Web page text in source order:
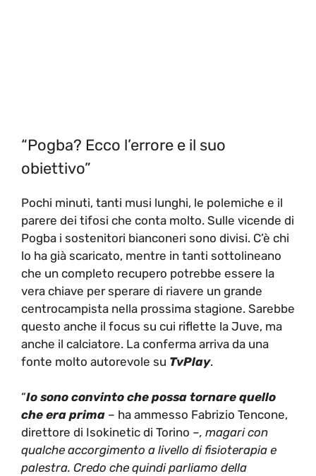
“Pogba? Ecco l’errore e il suo
obiettivo”
Pochi minuti, tanti musi lunghi, le polemiche e il
parere dei tifosi che conta molto. Sulle vicende di
Pogba i sostenitori bianconeri sono divisi. C’è chi
lo ha già scaricato, mentre in tanti sottolineano
che un completo recupero potrebbe essere la
vera chiave per sperare di riavere un grande
centrocampista nella prossima stagione. Sarebbe
questo anche il focus su cui riflette la Juve, ma
anche il calciatore. La conferma arriva da una
fonte molto autorevole su TvPlay.
“Io sono convinto che possa tornare quello
che era prima – ha ammesso Fabrizio Tencone,
direttore di Isokinetic di Torino –, magari con
qualche accorgimento a livello di fisioterapia e
palestra. Credo che quindi parliamo della